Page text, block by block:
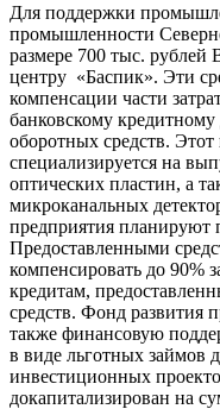
Для поддержки
промышленности
размере 700 тыс. рублей
центру «Баспик». Эти
компенсации части
банковскому
оборотных средств.
специализируется на
оптических пластин, а
микроканальных
предприятия планируют
Предоставленными
компенсировать до 90%
кредитам,
средств. Фонд развития
также финансовую
в виде льготных займов
инвестиционных
докапитализирован на